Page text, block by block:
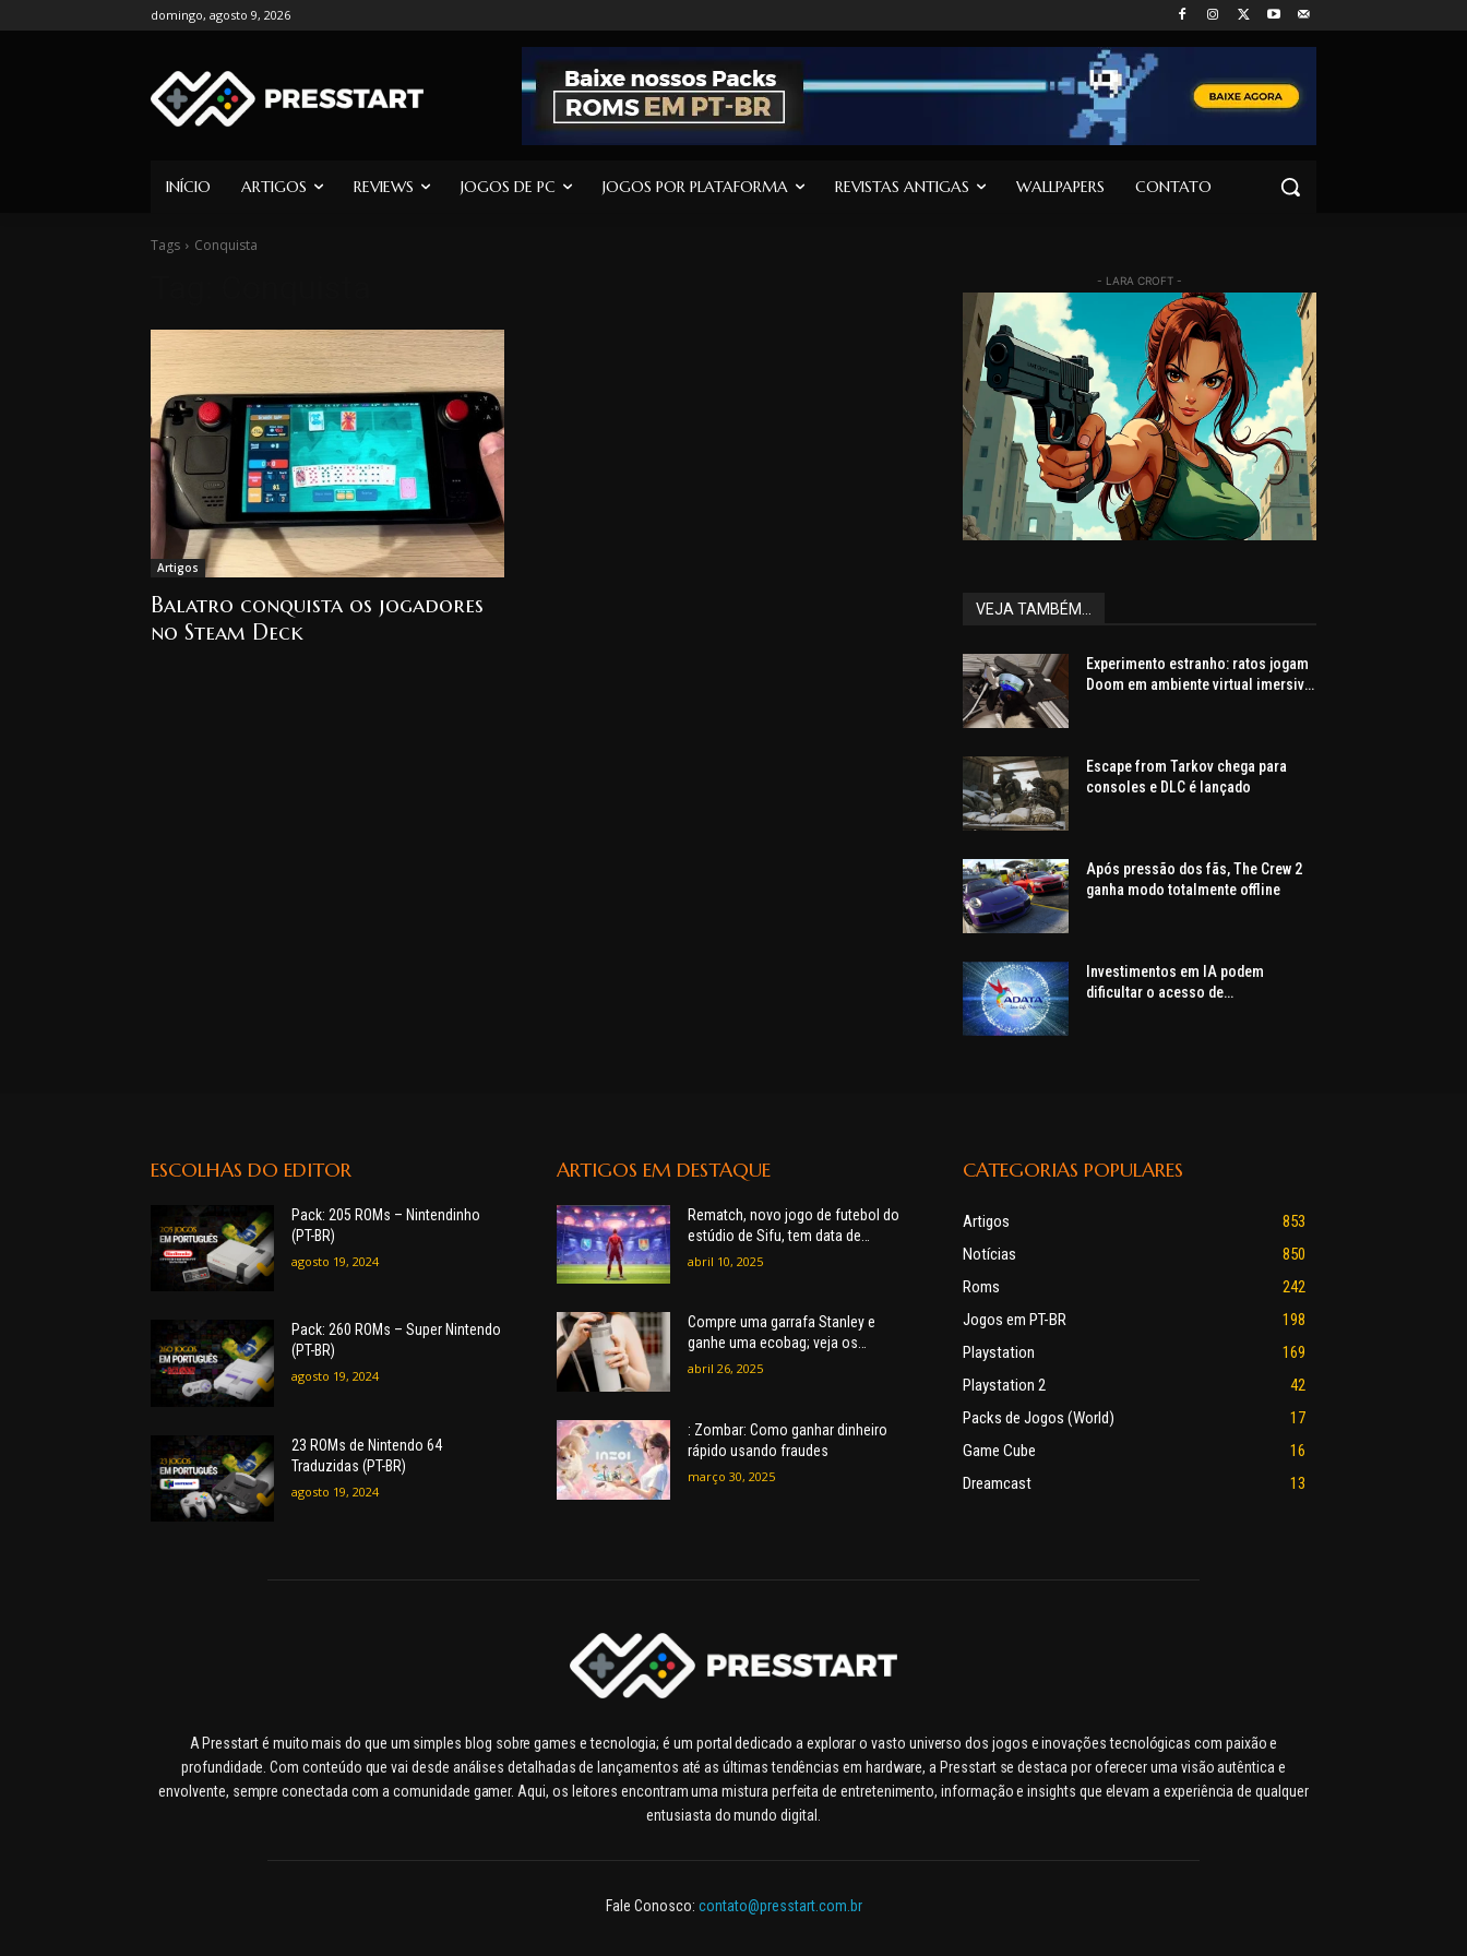
domingo, agosto 9, 2026
INÍCIO ARTIGOS REVIEWS JOGOS DE PC JOGOS POR PLATAFORMA REVISTAS ANTIGAS WALLPAPERS CONTATO
Tags Conquista
Artigos
Balatro conquista os jogadores
no Steam Deck
- LARA CROFT -
VEJA TAMBÉM...
Experimento estranho: ratos jogam
Doom em ambiente virtual imersivo
Escape from Tarkov chega para
consoles e DLC é lançado
Após pressão dos fãs, The Crew 2
ganha modo totalmente offline
Investimentos em IA podem
dificultar o acesso de
ESCOLHAS DO EDITOR
Pack: 205 ROMs – Nintendinho
(PT-BR)
agosto 19, 2024
Pack: 260 ROMs – Super Nintendo
(PT-BR)
agosto 19, 2024
23 ROMs de Nintendo 64
Traduzidas (PT-BR)
agosto 19, 2024
ARTIGOS EM DESTAQUE
Rematch, novo jogo de futebol do
estúdio de Sifu, tem data de
lançamento revelada e será
abril 10, 2025
Compre uma garrafa Stanley e
ganhe uma ecobag; veja os
modelos disponíveis.
abril 26, 2025
: Zombar: Como ganhar dinheiro
rápido usando fraudes
março 30, 2025
CATEGORIAS POPULARES
Artigos
853
Notícias
850
Roms
242
Jogos em PT-BR
198
Playstation
169
Playstation 2
42
Packs de Jogos (World)
17
Game Cube
16
Dreamcast
13
A Presstart é muito mais do que um simples blog sobre games e tecnologia; é um portal dedicado a explorar o vasto universo dos jogos e inovações tecnológicas com paixão e
profundidade. Com conteúdo que vai desde análises detalhadas de lançamentos até as últimas tendências em hardware, a Presstart se destaca por oferecer uma visão autêntica e
envolvente, sempre conectada com a comunidade gamer. Aqui, os leitores encontram uma mistura perfeita de entretenimento, informação e insights que elevam a experiência de qualquer
entusiasta do mundo digital.
Fale Conosco: contato@presstart.com.br